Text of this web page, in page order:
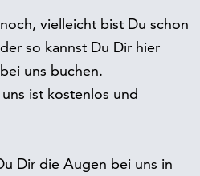
vielleicht bist Du schon
so kannst Du Dir hier
uns buchen.
ist kostenlos und
Dir die Augen bei uns in